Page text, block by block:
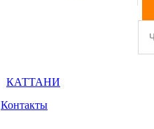
КАТТАНИ
Контакты